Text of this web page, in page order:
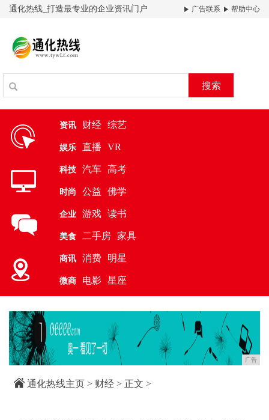
通化热线_打造最专业的企业资讯门户 广告联系 帮助中心
搜索
资讯 财经 综艺
娱乐 直播 VR
科技 汽车 高考
时尚 公益 佛学
企业 游戏 读书
美食 二手房 家具
商讯 消费 明星
微商 电影 星座
广告
通化热线主页 > 财经 > 正文 >